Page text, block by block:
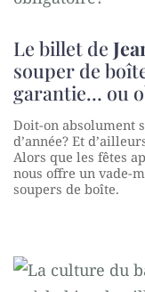
Le billet de
souper de
garantie… ou
Doit-on absolument
d’année? Et
Alors que les fêtes
nous offre un vade-
soupers de boîte.